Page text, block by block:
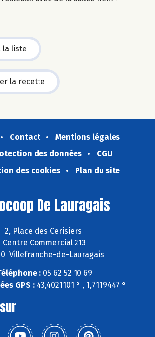
la liste
la recette
Contact
Mentions légales
des données
CGU
des cookies
Plan du site
De Lauragais
2, Place des Cerisiers
Centre Commercial 213
Villefranche-de-Lauragais
:05 62 52 10 69
GPS : 43,4021101 ° , 1,7119447 °